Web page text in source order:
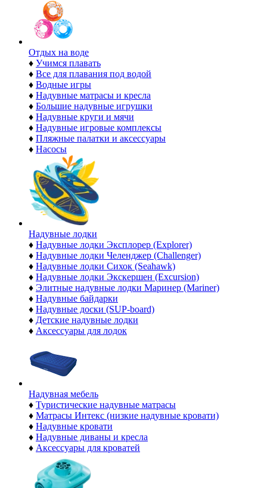
Отдых на воде
♦ Учимся плавать
♦ Все для плавания под водой
♦ Водные игры
♦ Надувные матрасы и кресла
♦ Большие надувные игрушки
♦ Надувные круги и мячи
♦ Надувные игровые комплексы
♦ Пляжные палатки и аксессуары
♦ Насосы
Надувные лодки
♦ Надувные лодки Эксплорер (Explorer)
♦ Надувные лодки Челенджер (Challenger)
♦ Надувные лодки Сихок (Seahawk)
♦ Надувные лодки Экскершен (Excursion)
♦ Элитные надувные лодки Маринер (Mariner)
♦ Надувные байдарки
♦ Надувные доски (SUP-board)
♦ Детские надувные лодки
♦ Аксессуары для лодок
Надувная мебель
♦ Туристические надувные матрасы
♦ Матрасы Интекс (низкие надувные кровати)
♦ Надувные кровати
♦ Надувные диваны и кресла
♦ Аксессуары для кроватей